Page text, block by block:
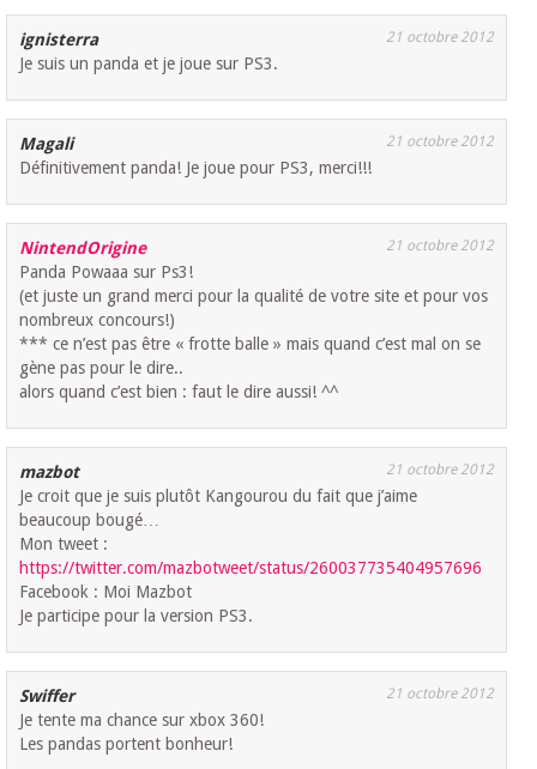
ignisterra 21 octobre 2012
Je suis un panda et je joue sur PS3.
Magali 21 octobre 2012
Définitivement panda! Je joue pour PS3, merci!!!
NintendOrigine 21 octobre 2012
Panda Powaaa sur Ps3!
(et juste un grand merci pour la qualité de votre site et pour vos
nombreux concours!)
*** ce n’est pas être « frotte balle » mais quand c’est mal on se
gène pas pour le dire..
alors quand c’est bien : faut le dire aussi! ^^
mazbot 21 octobre 2012
Je croit que je suis plutôt Kangourou du fait que j’aime
beaucoup bougé…
Mon tweet :
https://twitter.com/mazbotweet/status/260037735404957696
Facebook : Moi Mazbot
Je participe pour la version PS3.
Swiffer 21 octobre 2012
Je tente ma chance sur xbox 360!
Les pandas portent bonheur!